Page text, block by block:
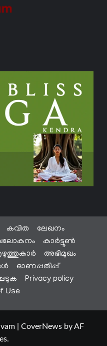
കവിത
ലേഖനം
കാർട്ടൂൺ
അഭിമുഖം
ഓണപ്പതിപ്പ്
Privacy policy
Use
CoverNewsby AF